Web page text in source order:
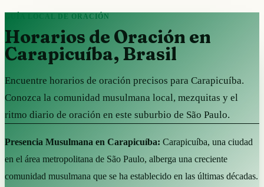
GUÍA LOCAL DE ORACIÓN
Horarios de Oración en
Carapicuíba, Brasil
Encuentre horarios de oración precisos para Carapicuíba.
Conozca la comunidad musulmana local, mezquitas y el
ritmo diario de oración en este suburbio de São Paulo.
Presencia Musulmana en Carapicuíba: Carapicuíba, una ciudad
en el área metropolitana de São Paulo, alberga una creciente
comunidad musulmana que se ha establecido en las últimas décadas.